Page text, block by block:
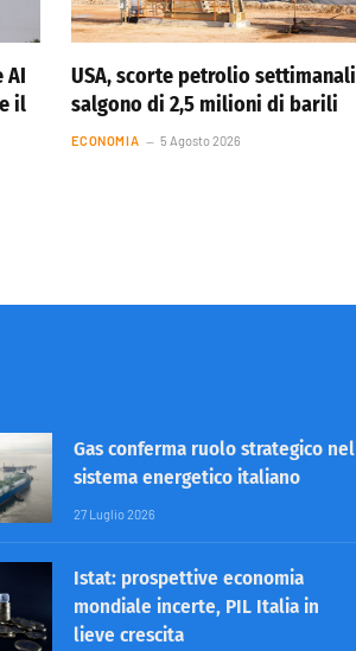
AI
il
USA, scorte petrolio settimanali
salgono di 2,5 milioni di barili
ECONOMIA 5 Agosto 2026
Gas conferma ruolo strategico nel
sistema energetico italiano
27 Luglio 2026
Istat: prospettive economia
mondiale incerte, PIL Italia in
lieve crescita